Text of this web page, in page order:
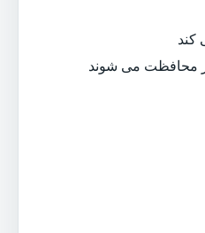
کند
محافظت می شوند